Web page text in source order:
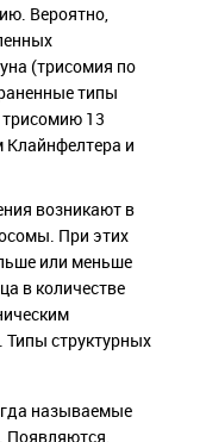
Вероятно,
(трисомия по
типы
13
и
возникают в
При этих
или меньше
в количестве
структурных
называемые